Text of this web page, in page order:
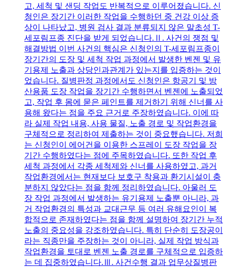
고, 세척 및 샌딩 작업도 반복적으로 이루어졌습니다. 신
청인은 장기간 이러한 작업을 수행하던 중 건강 이상 증
상이 나타났고, 병원 검사 결과 분류되지 않은 말초성 T-
세포림프종 진단을 받게 되었습니다.Ⅱ. 사건의 쟁점 및
해결방법 이번 사건의 핵심은 신청인의 T-세포림프종이
장기간의 도장 및 세척 작업 과정에서 발생한 벤젠 및 유
기용제 노출과 상당인과관계가 있는지를 입증하는 것이
었습니다. 질병판정 과정에서도 신청인은 항공기 및 방
산용품 도장 작업을 장기간 수행하면서 벤젠에 노출되었
고, 작업 후 몸에 묻은 페인트를 제거하기 위해 신너를 사
용해 왔다는 점을 주요 근거로 주장하였습니다. 이에 따
라 실제 작업 내용, 사용 물질, 노출 경로 및 작업환경을
구체적으로 정리하여 제출하는 것이 중요했습니다. 저희
는 신청인이 에어건을 이용한 스프레이 도장 작업을 장
기간 수행하였다는 점에 주목하였습니다. 또한 작업 후
세척 과정에서 각종 세척제와 신너를 사용하였고, 과거
작업환경에서는 현재보다 보호구 착용과 환기시설이 충
분하지 않았다는 점을 함께 정리하였습니다. 아울러 도
장 작업 과정에서 발생하는 유기용제 노출뿐 아니라, 과
거 작업환경의 특성과 교대근무 등 여러 유해요인이 복
합적으로 존재하였다는 점을 함께 설명하여 장기간 누적
노출의 중요성을 강조하였습니다. 특히 단순히 도장공이
라는 직종만을 주장하는 것이 아니라, 실제 작업 방식과
작업환경을 토대로 벤젠 노출 경로를 구체적으로 입증하
는 데 집중하였습니다.Ⅲ. 사건수행 결과 업무상질병판